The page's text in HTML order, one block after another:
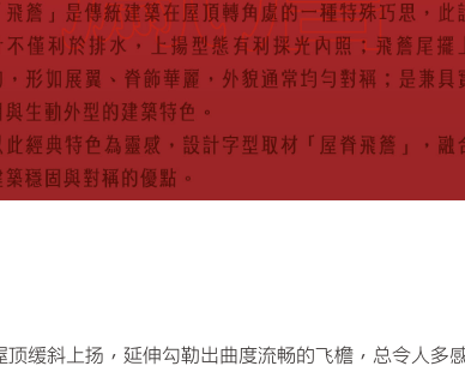
缓斜上扬，延伸勾勒出曲度流畅的飞檐，总令人多